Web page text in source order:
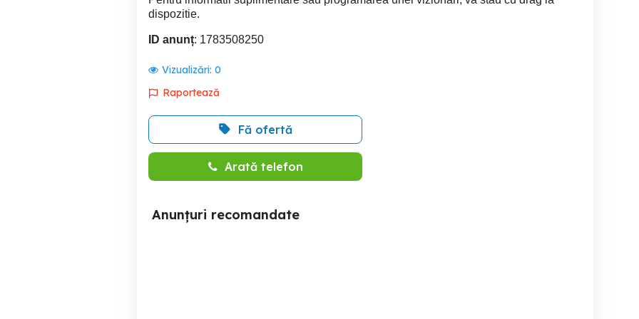
dispozitie.
ID anunț: 1783508250
Vizualizări: 0
Raportează
Fă ofertă
Arată telefon
Anunțuri recomandate